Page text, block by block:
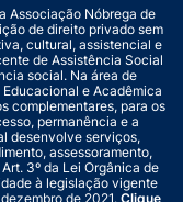
Associação Nóbrega de
de direito privado sem
cultural, assistencial e
de Assistência Social
social. Na área de
e Acadêmica
complementares, para os
permanência e a
desenvolve serviços,
assessoramento,
3º da Lei Orgânica de
à legislação vigente
de 2021. Clique